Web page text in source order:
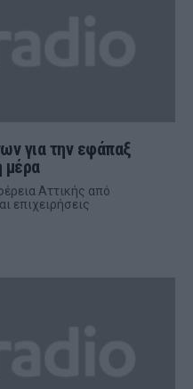
για την εφάπαξ
μέρα
Αττικής από
επιχειρήσεις